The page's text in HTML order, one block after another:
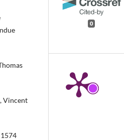
Vincent
0